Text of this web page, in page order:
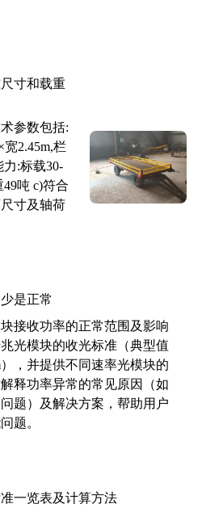
寸和载重
参数包括:
宽2.45m,栏
力:标载30-
吨 c)符合
寸及轴荷
是正常
接收功率的正常范围及影响
光模块的收光标准（典型值
，并提供不同速率光模块的
释功率异常的常见原因（如
题）及解决方案，帮助用户
题。
一览表及计算方法